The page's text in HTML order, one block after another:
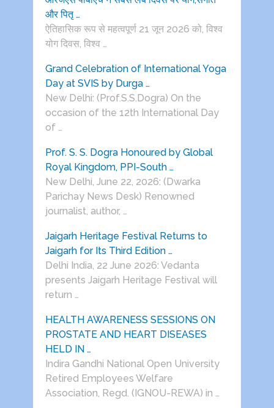
और पितृ …
ऐतिहासिक रूप से महत्वपूर्ण 21 जून 2026 को, विश्व
योग दिवस, विश्व …
Grand Celebration of International Yoga
Day at SVIS by Durga …
New Delhi: (Prof.S.S.Dogra) On the
occasion of the 12th International Day
of …
Prof. S. S. Dogra Honoured by Global
Royal Kingdom, PPI-South …
New Delhi, June 22, 2026: (Dwarka
Parichay News Desk) Renowned
journalist, author, …
Jaigarh Heritage Festival Returns to
Jaigarh for Its Third Edition …
Delhi India, 22 June 2026: Vedanta
presents Jaigarh Heritage Festival will
return …
HEALTH AWARENESS SESSIONS ON
PROSTATE AND HEART DISEASES
HELD IN …
Indira Gandhi National Open University
Retired Employees Welfare
Association, Regd. (IGNOU-REWA) in …